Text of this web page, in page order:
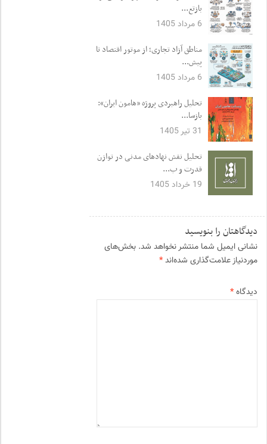
بازتع...
6 مرداد 1405
مناطق آزاد تجاری؛ از موتور اقتصاد تا
پیش...
6 مرداد 1405
تحلیل راهبردی پروژه «هامون ایران»:
بازسا...
31 تیر 1405
تحلیل نقش نهادهای مدنی در توازن
قدرت و ب...
19 خرداد 1405
دیدگاهتان را بنویسید
نشانی ایمیل شما منتشر نخواهد شد. بخش‌های
موردنیاز علامت‌گذاری شده‌اند*
دیدگاه*